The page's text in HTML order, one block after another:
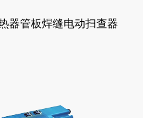
器管板焊缝电动扫查器